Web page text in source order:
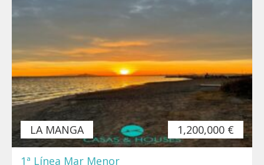
LA MANGA 1,200,000 €
1ª Línea Mar Menor